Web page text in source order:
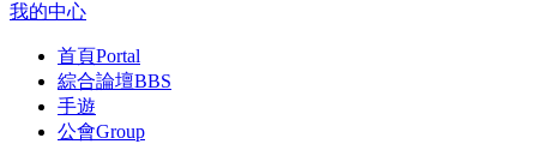
我的中心
首頁Portal
綜合論壇BBS
手遊
公會Group